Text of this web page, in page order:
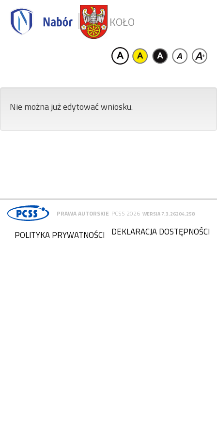
KOŁO
Nie można już edytować wniosku.
PRAWA AUTORSKIE PCSS 2026 WERSJA 7.3.26204.258
DEKLARACJA DOSTĘPNOŚCI
POLITYKA PRYWATNOŚCI